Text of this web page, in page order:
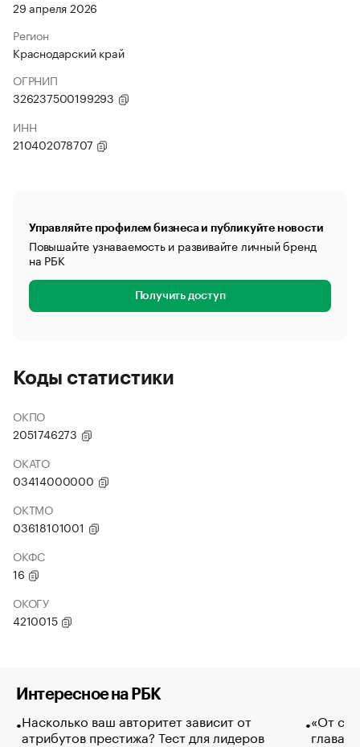
29 апреля 2026
Регион
Краснодарский край
ОГРНИП
326237500199293
ИНН
210402078707
Управляйте профилем бизнеса и публикуйте новости
Повышайте узнаваемость и развивайте личный бренд
на РБК
Получить доступ
Коды статистики
ОКПО
2051746273
ОКАТО
03414000000
ОКТМО
03618101001
ОКФС
16
ОКОГУ
4210015
Интересное на РБК
Насколько ваш авторитет зависит от
атрибутов престижа? Тест для лидеров
«От
глава